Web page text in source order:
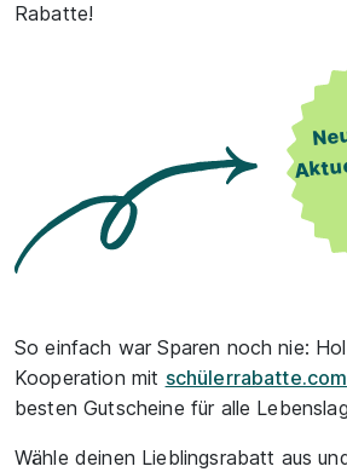
Rabatte!
So einfach war Sparen noch nie:
Kooperation mit schülerrabatte.com
besten Gutscheine für alle
Wähle deinen Lieblingsrabatt aus